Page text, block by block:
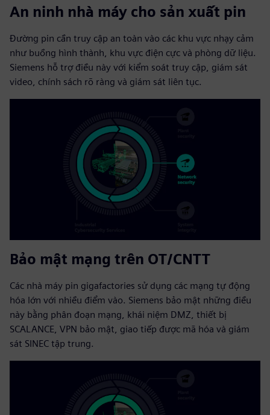
An ninh nhà máy cho sản xuất pin
Đường pin cần truy cập an toàn vào các khu vực nhạy cảm
như buồng hình thành, khu vực điện cực và phòng dữ liệu.
Siemens hỗ trợ điều này với kiểm soát truy cập, giám sát
video, chính sách rõ ràng và giám sát liên tục.
Bảo mật mạng trên OT/CNTT
Các nhà máy pin gigafactories sử dụng các mạng tự động
hóa lớn với nhiều điểm vào. Siemens bảo mật những điều
này bằng phân đoạn mạng, khái niệm DMZ, thiết bị
SCALANCE, VPN bảo mật, giao tiếp được mã hóa và giám
sát SINEC tập trung.